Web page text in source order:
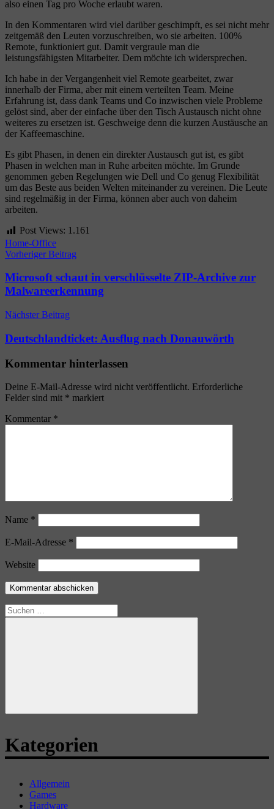
also einen Tag pro Woche erlaubt waren.
In den Kommentaren wird viel darüber geschimpft, es sei nicht mehr
zeitgemäß den Leuten vorzuschreiben, wo sie arbeiten. 100%
Remote, funktioniert gut. Damit vergraule man die
leistungsfähigsten Mitarbeiter. Dem möchte ich widersprechen.
Ich habe in der Vergangenheit viel Remote gearbeitet, zwar
innerhalb der Firma, aber mit einem verteilten Team. Meine
Erfahrung ist, dass dank Teams und Co inzwischen viele Probleme
gelöst sind, aber der einfache über den Tisch Austausch nicht ohne
weiteres zu ersetzen ist. Geschweige denn die kurzen Austäusche an
der Kaffeemaschine.
Es gibt Phasen, in denen ein direkter Austausch gut ist, es gibt
Phasen in welchen man in Ruhe arbeiten möchte. Im Grunde
genommen geben Regelungen wie Dell und Co genug Flexibilität
um das Beste aus beiden Welten miteinander zu vereinen. Die Leute
sind regelmäßig in der Firma, können aber auch von daheim
arbeiten.
Post Views: 1.161
Home-Office
Beitragsnavigation
Vorheriger Beitrag
Microsoft schaut in verschlüsselte ZIP-Archive zur
Malwareerkennung
Nächster Beitrag
Deutschlandticket: Ausflug nach Donauwörth
Kommentar hinterlassen
Deine E-Mail-Adresse wird nicht veröffentlicht. Erforderliche
Felder sind mit * markiert
Kommentar *
Name *
E-Mail-Adresse *
Website
Suchen
nach:
Suchen
Kategorien
Allgemein
Games
Hardware